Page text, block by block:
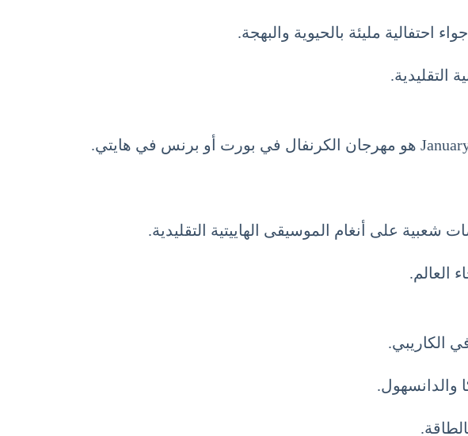
احتفالية مليئة بالحيوية والبهجة.
التقليدية.
على أنغام الموسيقى الهاييتية التقليدية.
العالم.
الكاريبي.
والدانسهول.